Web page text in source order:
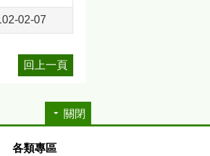
02-07
回上一頁
關閉
各類專區